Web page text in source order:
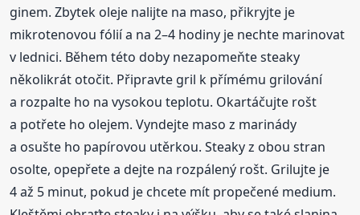
ginem. Zbytek oleje nalijte na maso, přikryjte je
mikrotenovou fólií a na 2–4 hodiny je nechte marinovat
v lednici. Během této doby nezapomeňte steaky
několikrát otočit. Připravte gril k přímému grilování
a rozpalte ho na vysokou teplotu. Okartáčujte rošt
a potřete ho olejem. Vyndejte maso z marinády
a osušte ho papírovou utěrkou. Steaky z obou stran
osolte, opepřete a dejte na rozpálený rošt. Grilujte je
4 až 5 minut, pokud je chcete mít propečené medium.